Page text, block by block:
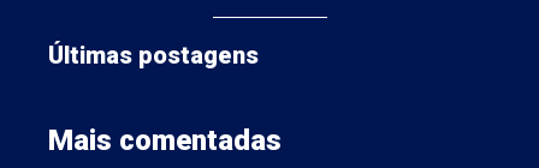
Últimas postagens
Mais comentadas